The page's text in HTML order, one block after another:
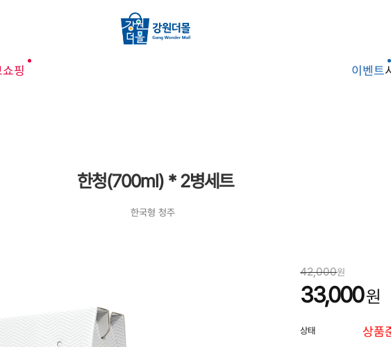
핑 이벤트
한청(700ml) * 2병세트
한국형 청주
42,000원
33,000원
상태 상품